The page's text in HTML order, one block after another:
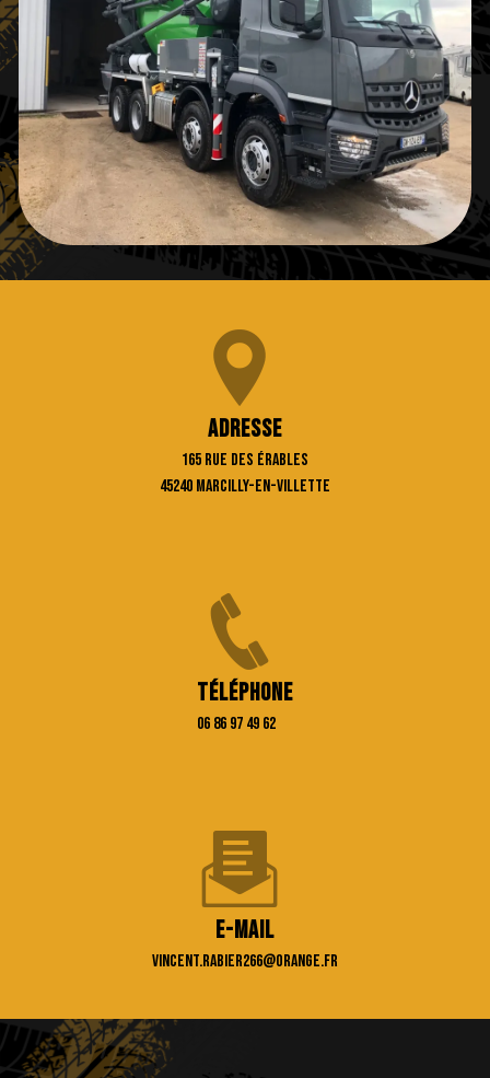
Adresse
165 rue des Érables
45240 Marcilly-en-Villette
Téléphone
06 86 97 49 62
E-mail
vincent.rabier266@orange.fr